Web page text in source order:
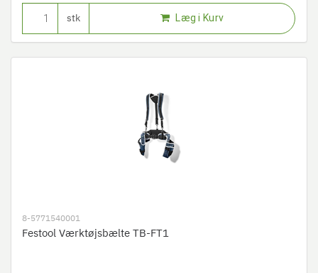
stk Læg i Kurv
8-5771540001
Festool Værktøjsbælte TB-FT1